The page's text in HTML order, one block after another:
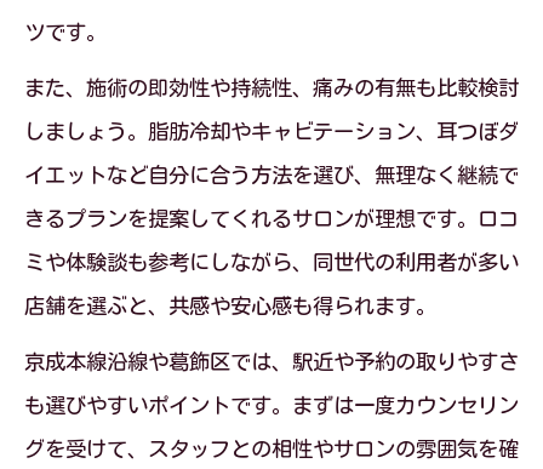
ツです。
また、施術の即効性や持続性、痛みの有無も比較検討
しましょう。脂肪冷却やキャビテーション、耳つぼダ
イエットなど自分に合う方法を選び、無理なく継続で
きるプランを提案してくれるサロンが理想です。口コ
ミや体験談も参考にしながら、同世代の利用者が多い
店舗を選ぶと、共感や安心感も得られます。
京成本線沿線や葛飾区では、駅近や予約の取りやすさ
も選びやすいポイントです。まずは一度カウンセリン
グを受けて、スタッフとの相性やサロンの雰囲気を確